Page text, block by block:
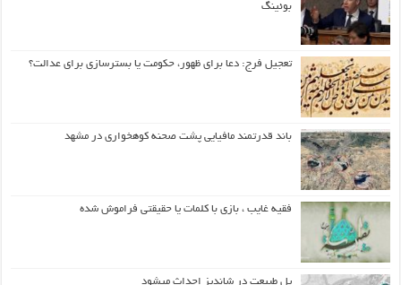
بوئینگ
تعجیل فرج: دعا برای ظهور، حکومت یا بسترسازی برای عدالت؟
باند قدرتمند مافیایی پشت صحنه کوهخواری در مشهد
فقیه غایب ، بازی با کلمات یا حقیقتی فراموش شده
پل طبیعت در شاندیز احداث میشود